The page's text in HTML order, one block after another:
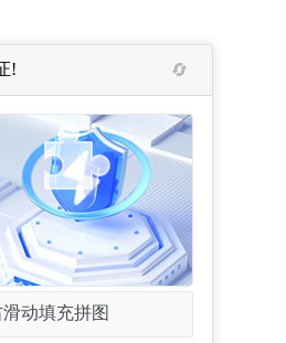
!
动填充拼图